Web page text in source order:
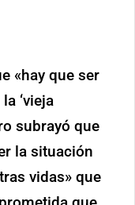
«hay que ser
‘vieja
subrayó que
la situación
vidas» que